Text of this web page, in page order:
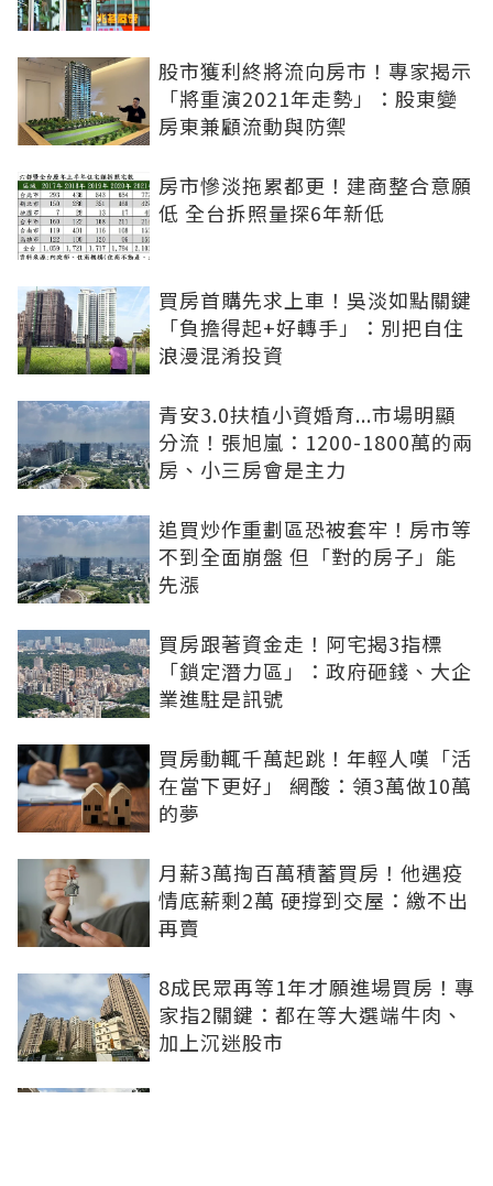
股市獲利終將流向房市！專家揭示
「將重演2021年走勢」：股東變
房東兼顧流動與防禦
房市慘淡拖累都更！建商整合意願
低 全台拆照量探6年新低
買房首購先求上車！吳淡如點關鍵
「負擔得起+好轉手」：別把自住
浪漫混淆投資
青安3.0扶植小資婚育...市場明顯
分流！張旭嵐：1200-1800萬的兩
房、小三房會是主力
追買炒作重劃區恐被套牢！房市等
不到全面崩盤 但「對的房子」能
先漲
買房跟著資金走！阿宅揭3指標
「鎖定潛力區」：政府砸錢、大企
業進駐是訊號
買房動輒千萬起跳！年輕人嘆「活
在當下更好」 網酸：領3萬做10萬
的夢
月薪3萬掏百萬積蓄買房！他遇疫
情底薪剩2萬 硬撐到交屋：繳不出
再賣
8成民眾再等1年才願進場買房！專
家指2關鍵：都在等大選端牛肉、
加上沉迷股市